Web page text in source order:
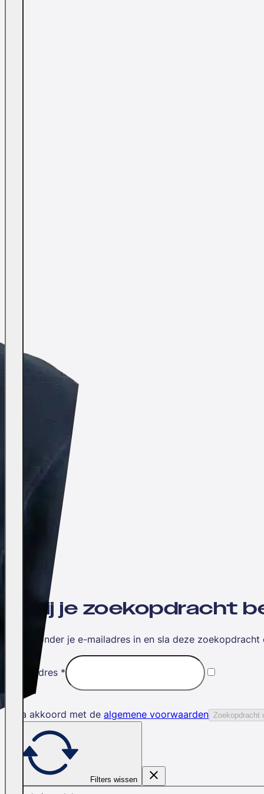
Wil jij je zoekopdracht
Vul hieronder je e-mailadres in en sla deze
E-mailadres *
Ik ga akkoord met de algemene voorwaarden Zoekopdracht
Filters wissen